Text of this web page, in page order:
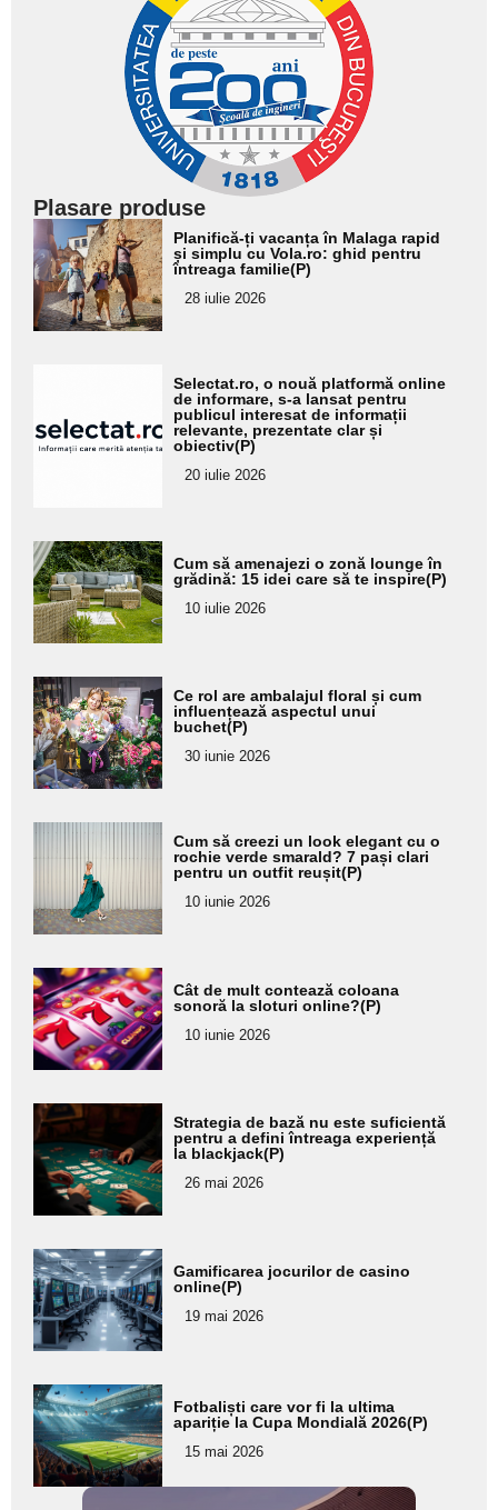
Plasare produse
Adaugă
aici textul
pentru
subtitlu
Planifică-ți vacanța în Malaga rapid
și simplu cu Vola.ro: ghid pentru
întreaga familie(P)
28 iulie 2026
pentru
subtitlu
Selectat.ro, o nouă platformă online
de informare, s-a lansat pentru
publicul interesat de informații
relevante, prezentate clar și
obiectiv(P)
20 iulie 2026
Adaugă
aici textul
pentru
subtitlu
Cum să amenajezi o zonă lounge în
grădină: 15 idei care să te inspire(P)
10 iulie 2026
Adaugă
aici textul
pentru
subtitlu
Ce rol are ambalajul floral și cum
influențează aspectul unui
buchet(P)
30 iunie 2026
Adaugă
aici textul
pentru
subtitlu
Cum să creezi un look elegant cu o
rochie verde smarald? 7 pași clari
pentru un outfit reușit(P)
10 iunie 2026
Adaugă
aici textul
pentru
subtitlu
Cât de mult contează coloana
sonoră la sloturi online?(P)
10 iunie 2026
Adaugă
aici textul
pentru
subtitlu
Strategia de bază nu este suficientă
pentru a defini întreaga experiență
la blackjack(P)
26 mai 2026
Adaugă
aici textul
pentru
subtitlu
Gamificarea jocurilor de casino
online(P)
19 mai 2026
Adaugă
aici textul
pentru
subtitlu
Fotbaliști care vor fi la ultima
apariție la Cupa Mondială 2026(P)
15 mai 2026